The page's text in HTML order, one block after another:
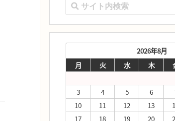
2026年8月
月
火 水 木
3
4 5 6
10
11 12 13
17
18 19 20